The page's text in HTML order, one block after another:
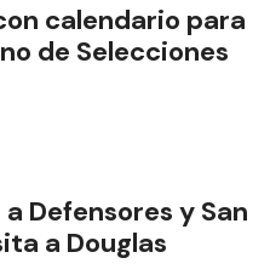
calendario para
de Selecciones
Defensores y San
a Douglas